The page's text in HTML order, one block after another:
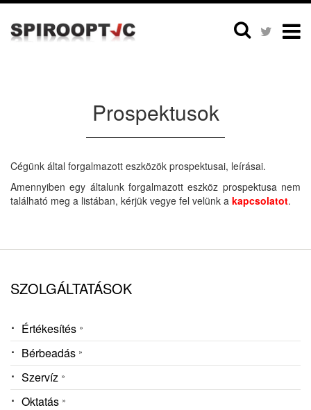
Prospektusok
Cégünk által forgalmazott eszközök prospektusai, leírásai.
Amennyiben egy általunk forgalmazott eszköz prospektusa nem
található meg a listában, kérjük vegye fel velünk a kapcsolatot.
SZOLGÁLTATÁSOK
Értékesítés
Bérbeadás
Szervíz
Oktatás